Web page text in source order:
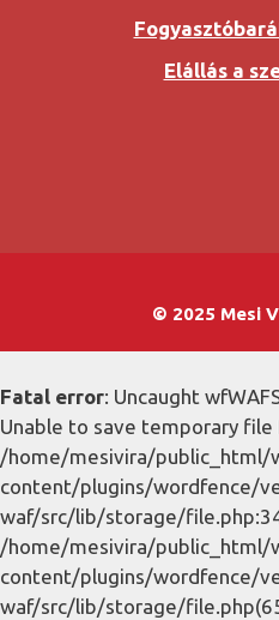
Elállás a
© 2025 Mesi
Fatal error: Uncaught
Unable to save temporary
/home/mesivira/public_html/
content/plugins/wordfence/
waf/src/lib/storage/
/home/mesivira/public_html/
content/plugins/wordfence/
waf/src/lib/storage/